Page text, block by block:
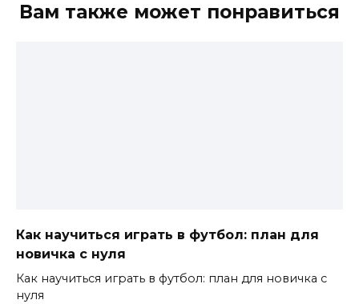
Вам также может понравиться
Как научиться играть в футбол: план для
новичка с нуля
Как научиться играть в футбол: план для новичка с
нуля